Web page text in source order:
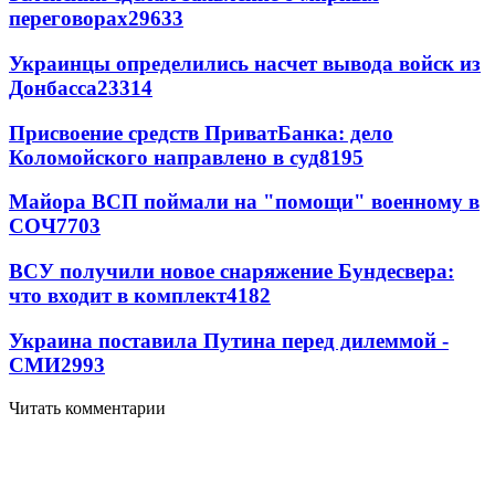
переговорах29633
Украинцы определились насчет вывода войск из
Донбасса23314
Присвоение средств ПриватБанка: дело
Коломойского направлено в суд8195
Майора ВСП поймали на "помощи" военному в
СОЧ7703
ВСУ получили новое снаряжение Бундесвера:
что входит в комплект4182
Украина поставила Путина перед дилеммой -
СМИ2993
Читать комментарии